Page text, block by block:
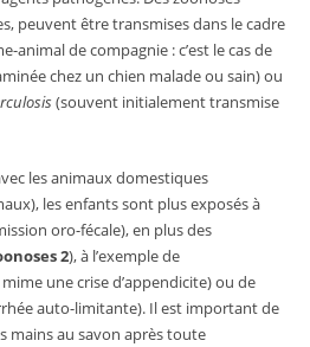
peuvent être transmises dans le cadre
de compagnie : c’est le cas de
chez un chien malade ou sain) ou
(souvent initialement transmise
les animaux domestiques
les enfants sont plus exposés à
oro-fécale), en plus des
2), à l’exemple de
une crise d’appendicite) ou de
auto-limitante). Il est important de
mains au savon après toute